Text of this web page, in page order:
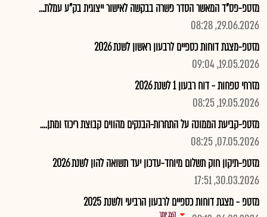
מזטפ-פס"ד המאשר הסדר פשרה בבקשה לאישור ייצוגית בק"ע עמלת...
29.06.2026, 08:28
מזטפ-מצגת דוחות כספיים לרבעון ראשון לשנת 2026
19.05.2026, 09:04
מזרחי טפחות - דוח רבעון 1 לשנת 2026
19.05.2026, 08:25
מזטפ-קביעת הממונה על התחרות-הבנקים מהווים קבוצת ריכוז ומתן....
07.05.2026, 08:25
מזטפ-תיקון חוק תשלום מיוחד-עדכון יעד תשואה להון לשנת 2026
30.03.2026, 17:51
מזטפ - מצגת דוחות כספיים לרבעון הרביעי ולשנת 2025
הצג יותר